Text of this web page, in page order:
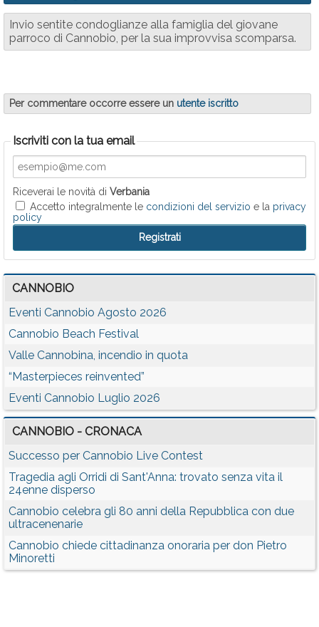
Invio sentite condoglianze alla famiglia del giovane
parroco di Cannobio, per la sua improvvisa scomparsa.
Per commentare occorre essere un utente iscritto
Iscriviti con la tua email
Riceverai le novità di Verbania
Accetto integralmente le condizioni del servizio e la privacy
policy
CANNOBIO
Eventi Cannobio Agosto 2026
Cannobio Beach Festival
Valle Cannobina, incendio in quota
“Masterpieces reinvented”
Eventi Cannobio Luglio 2026
CANNOBIO - CRONACA
Successo per Cannobio Live Contest
Tragedia agli Orridi di Sant'Anna: trovato senza vita il
24enne disperso
Cannobio celebra gli 80 anni della Repubblica con due
ultracenenarie
Cannobio chiede cittadinanza onoraria per don Pietro
Minoretti